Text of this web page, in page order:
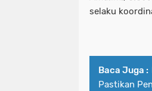
selaku
Baca Juga :
Pastikan